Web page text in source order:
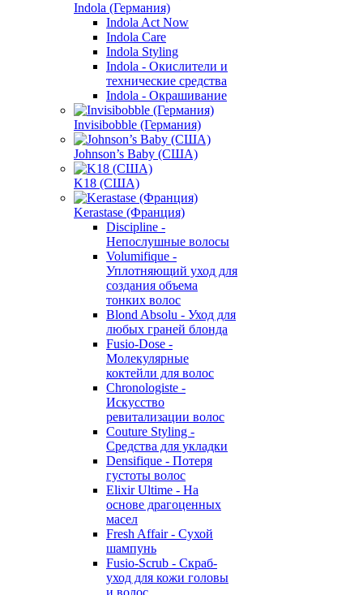
Indola (Германия)
Indola Act Now
Indola Care
Indola Styling
Indola - Окислители и
технические средства
Indola - Окрашивание
Invisibobble (Германия)
Johnson’s Baby (США)
K18 (США)
Kerastase (Франция)
Discipline -
Непослушные волосы
Volumifique -
Уплотняющий уход для
создания объема
тонких волос
Blond Absolu - Уход для
любых граней блонда
Fusio-Dose -
Молекулярные
коктейли для волос
Chronologiste -
Искусство
ревитализации волос
Couture Styling -
Средства для укладки
Densifique - Потеря
густоты волос
Elixir Ultime - На
основе драгоценных
масел
Fresh Affair - Сухой
шампунь
Fusio-Scrub - Скраб-
уход для кожи головы
и волос